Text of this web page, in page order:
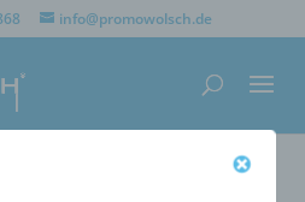
info@promowolsch.de